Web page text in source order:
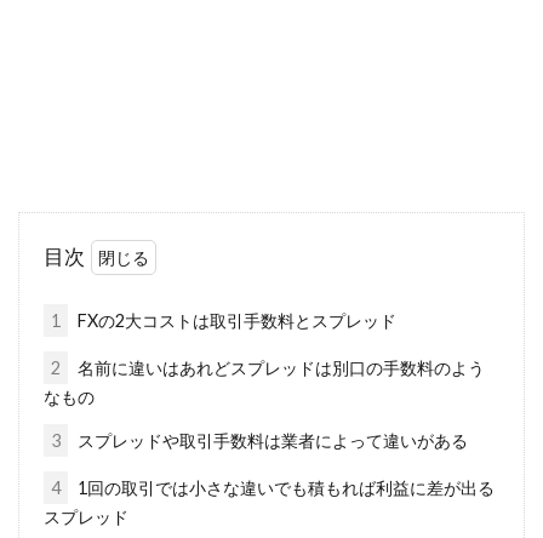
日興証券で何に投資する？
て得なの？投資ブログ心得
目次
1 FXの2大コストは取引手数料とスプレッド
2
名前に違いはあれどスプレッドは別口の手数料のよう
なもの
3 スプレッドや取引手数料は業者によって違いがある
4
1回の取引では小さな違いでも積もれば利益に差が出る
スプレッド